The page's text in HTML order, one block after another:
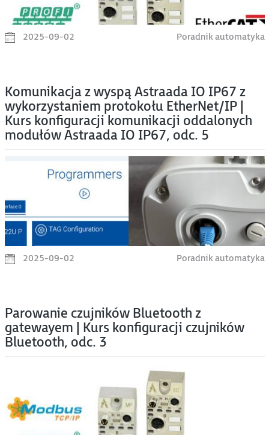
Poradnik automatyka
2025-09-02
Komunikacja z wyspą Astraada IO IP67 z
wykorzystaniem protokołu EtherNet/IP |
Kurs konfiguracji komunikacji oddalonych
modułów Astraada IO IP67, odc. 5
Poradnik automatyka
2025-09-02
Parowanie czujników Bluetooth z
gatewayem | Kurs konfiguracji czujników
Bluetooth, odc. 3